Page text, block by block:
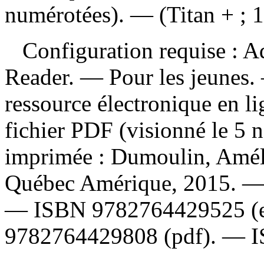
numérotées). — (Titan + ;
Configuration requise :
Reader. — Pour les
ressource électronique en
fichier PDF (visionné le 5
imprimée : Dumoulin,
Québec Amérique, 2015.
— ISBN 9782764429525
9782764429808 (pdf). —